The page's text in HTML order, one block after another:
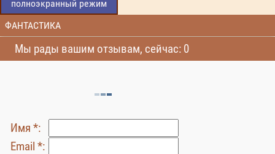
полноэкранный режим
ФАНТАСТИКА
Мы рады вашим отзывам, сейчас: 0
Имя *:
Email *: